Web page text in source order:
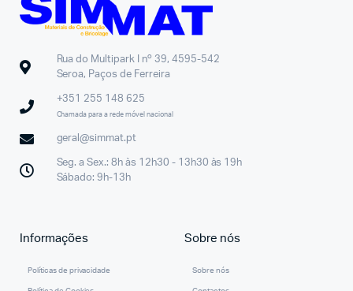
Rua do Multipark I nº 39, 4595-542
Seroa, Paços de Ferreira
+351 255 148 625
Chamada para a rede móvel nacional
geral@simmat.pt
Seg. a Sex.: 8h às 12h30 - 13h30 às 19h
Sábado: 9h-13h
Informações
Políticas de privacidade
Sobre nós
Sobre nós